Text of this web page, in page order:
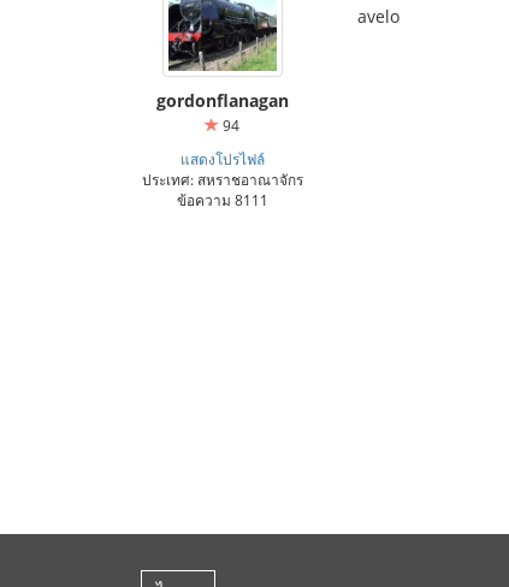
gordonflanagan
94
แสดงโปรไฟล์
ประเทศ: สหราชอาณาจักร
ข้อความ 8111
avelo